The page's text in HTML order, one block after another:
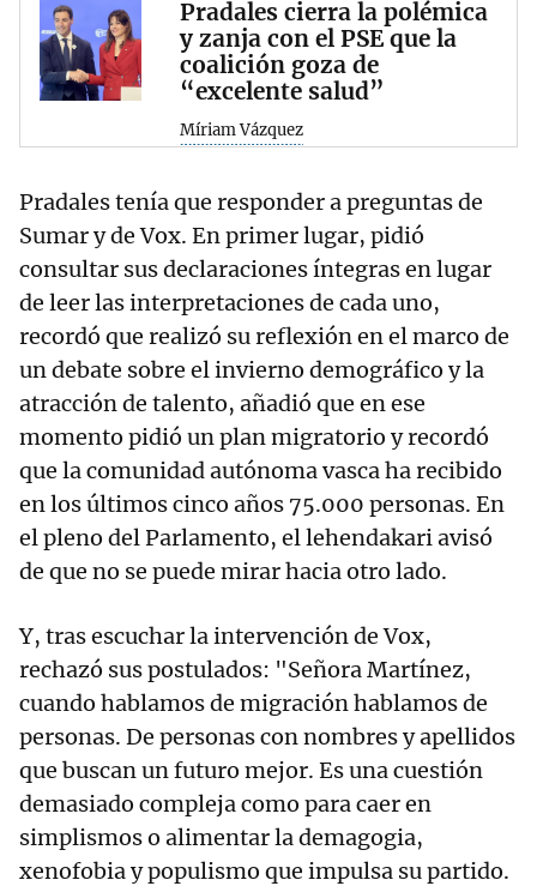
Pradales cierra la polémica
y zanja con el PSE que la
coalición goza de
“excelente salud”
Míriam Vázquez
Pradales tenía que responder a preguntas de
Sumar y de Vox. En primer lugar, pidió
consultar sus declaraciones íntegras en lugar
de leer las interpretaciones de cada uno,
recordó que realizó su reflexión en el marco de
un debate sobre el invierno demográfico y la
atracción de talento, añadió que en ese
momento pidió un plan migratorio y recordó
que la comunidad autónoma vasca ha recibido
en los últimos cinco años 75.000 personas. En
el pleno del Parlamento, el lehendakari avisó
de que no se puede mirar hacia otro lado.
Y, tras escuchar la intervención de Vox,
rechazó sus postulados: "Señora Martínez,
cuando hablamos de migración hablamos de
personas. De personas con nombres y apellidos
que buscan un futuro mejor. Es una cuestión
demasiado compleja como para caer en
simplismos o alimentar la demagogia,
xenofobia y populismo que impulsa su partido.